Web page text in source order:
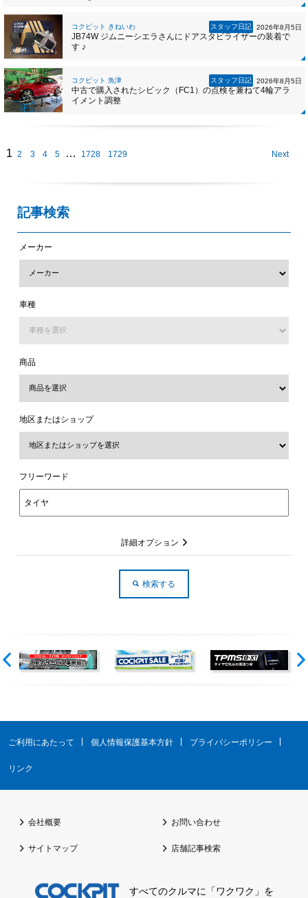
スタッフ日記 2026年8月5日
コクピット きねいわ
JB74W ジムニーシエラさんにドアスタビライザーの装着で
す ♪
スタッフ日記 2026年8月5日
コクピット 魚津
中古で購入されたシビック（FC1）の点検を兼ねて4輪アラ
イメント調整
1 2 3 4 5 … 1728 1729 Next
記事検索
メーカー
車種
商品
地区またはショップ
フリーワード
詳細オプション
ご利用にあたって 個人情報保護基本方針 プライバシーポリシー
リンク
会社概要 お問い合わせ
サイトマップ 店舗記事検索
すべてのクルマに「ワクワク」を